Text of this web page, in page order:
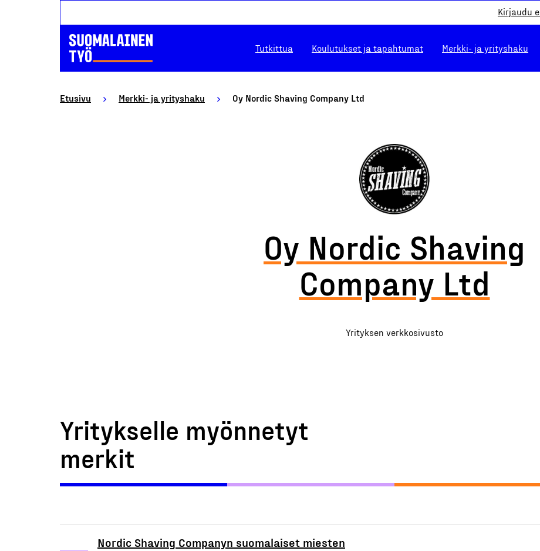
Kirjaudu
Tutkittua Koulutukset ja tapahtumat Merkki- ja yrityshaku
Etusivu Merkki- ja yrityshaku Oy Nordic Shaving Company Ltd
Oy Nordic Shaving
Company Ltd
Yrityksen verkkosivusto
Yritykselle myönnetyt
merkit
Nordic Shaving Companyn suomalaiset miesten